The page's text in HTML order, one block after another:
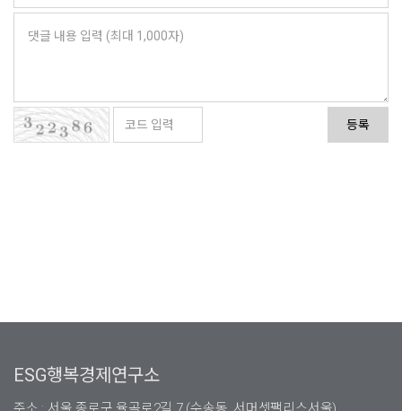
등록
ESG행복경제연구소